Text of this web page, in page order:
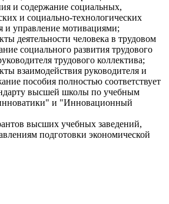
и содержание социальных,
и социально-технологических
и управление мотивациями;
деятельности человека в трудовом
социального развития трудового
трудового коллектива;
взаимодействия руководителя и
пособия полностью соответствует
высшей школы по учебным
и "Инновационный
высших учебных заведений,
подготовки экономической